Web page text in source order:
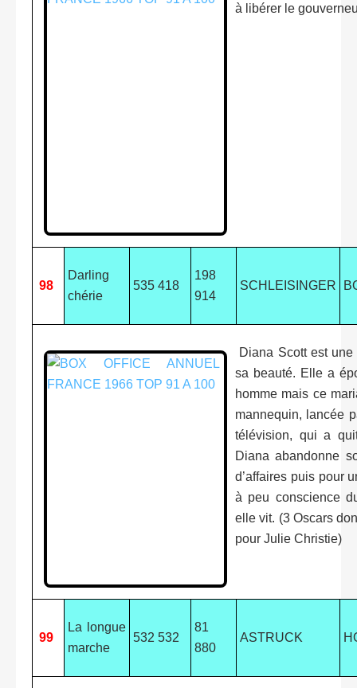
à libérer le
98
Darling
chérie
535 418
198
914
SCHLEISINGER
Diana Scott est
sa beauté. Elle a
homme mais ce
mannequin, lancée
télévision, qui a
Diana abandonne
d’affaires puis pour
à peu conscience
elle vit. (3 Oscars
pour Julie Christie)
99
La longue
marche
532 532
81
880
ASTRUCK